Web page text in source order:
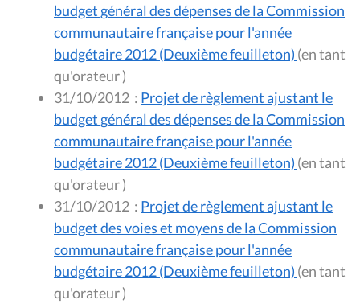
budget général des dépenses de la Commission
communautaire française pour l'année
budgétaire 2012 (Deuxième feuilleton) (en tant
qu'orateur )
31/10/2012 : Projet de règlement ajustant le
budget général des dépenses de la Commission
communautaire française pour l'année
budgétaire 2012 (Deuxième feuilleton) (en tant
qu'orateur )
31/10/2012 : Projet de règlement ajustant le
budget des voies et moyens de la Commission
communautaire française pour l'année
budgétaire 2012 (Deuxième feuilleton) (en tant
qu'orateur )